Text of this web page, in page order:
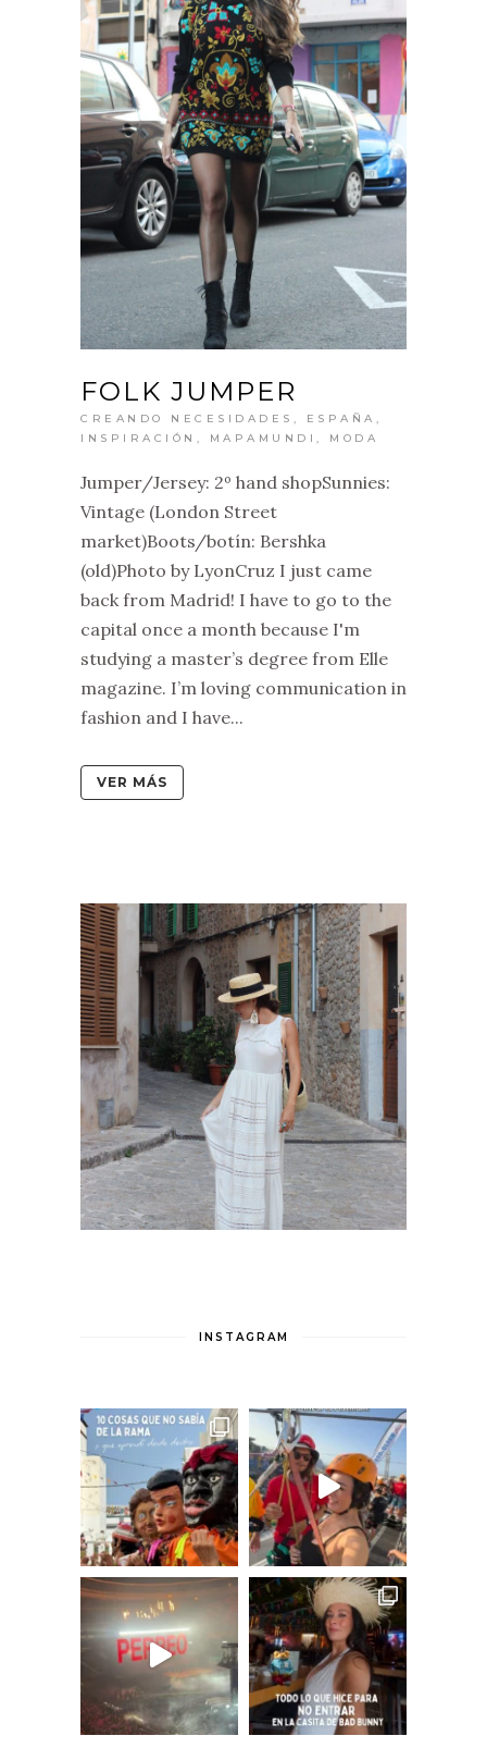
FOLK JUMPER
CREANDO NECESIDADES ESPAÑA
INSPIRACIÓN
MAPAMUNDI MODA
Jumper/Jersey: 2º hand shopSunnies:
Vintage (London Street
market)Boots/botín: Bershka
(old)Photo by LyonCruz I just came
back from Madrid! I have to go to the
capital once a month because I'm
studying a master’s degree from Elle
magazine. I’m loving communication in
fashion and I have...
VER MÁS
INSTAGRAM